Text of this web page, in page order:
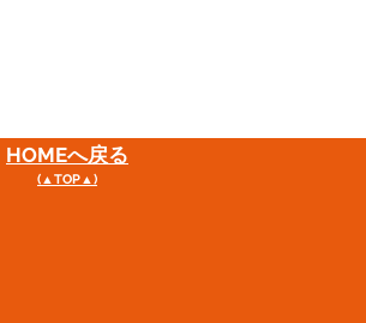
HOMEへ戻る
(▲TOP▲)